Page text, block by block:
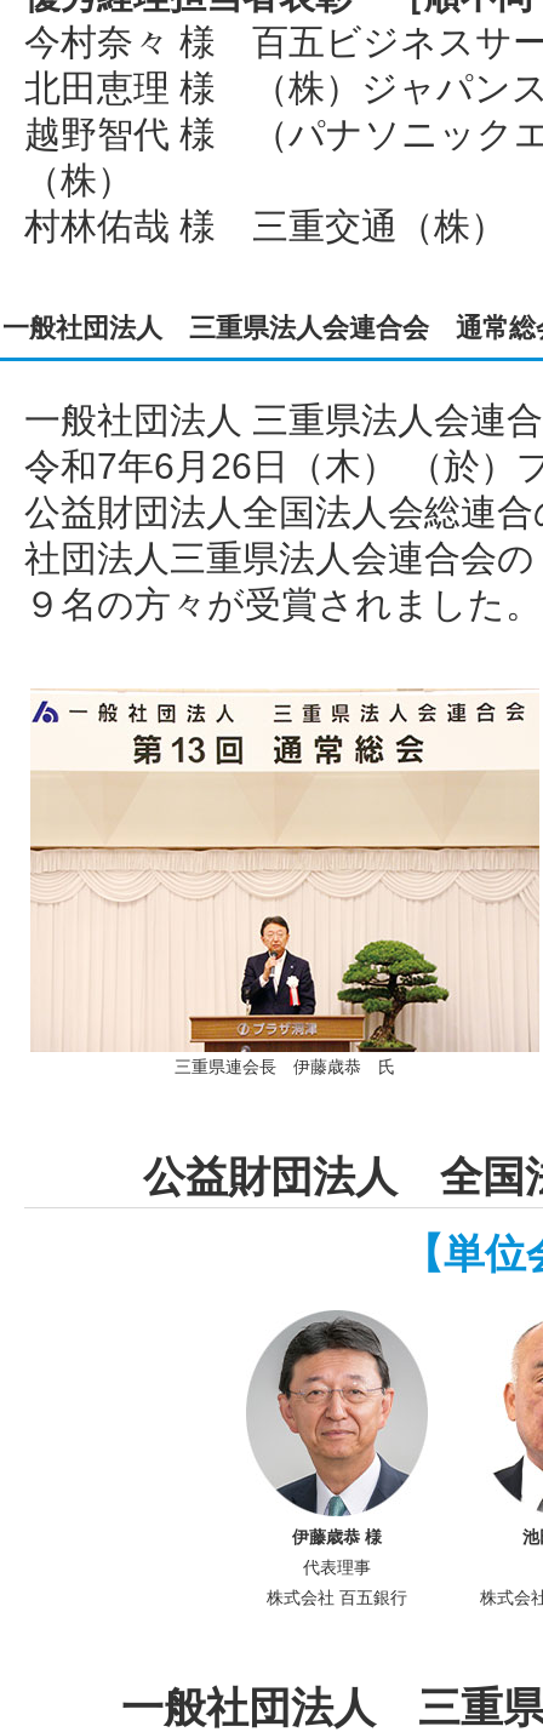
今村奈々 様 百五ビジネスサ
北田恵理 様 （株）ジャパン
越野智代 様 （パナソニック
（株）
村林佑哉 様 三重交通（株）
一般社団法人 三重県法人会連合会 通常総
一般社団法人 三重県法人会連
令和7年6月26日（木） （於）
公益財団法人全国法人会総連
社団法人三重県法人会連合会
９名の方々が受賞されました。
三重県連会長 伊藤歳恭 氏
公益財団法人 全国
【単
伊藤歳恭 様
代表理事
株式会社 百五銀行
池
株式会
一般社団法人 三重